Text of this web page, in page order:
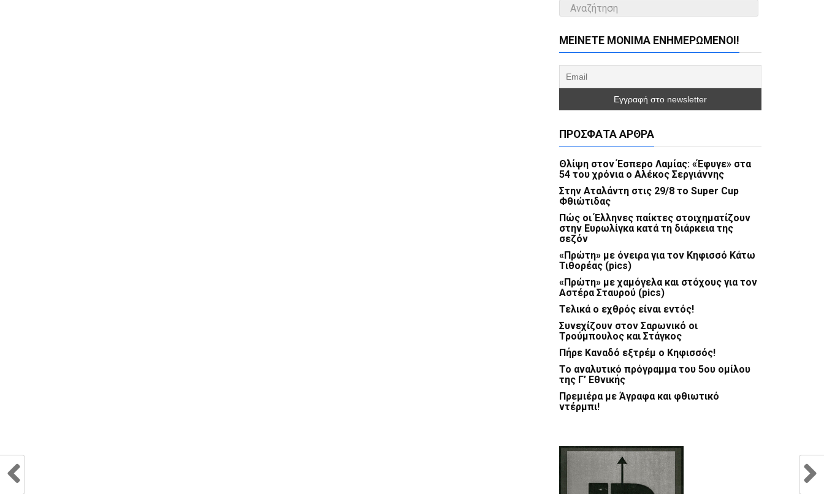
ΜΕΊΝΕΤΕ ΜΌΝΙΜΑ ΕΝΗΜΕΡΏΜΕΝΟΙ!
ΠΡΌΣΦΑΤΑ ΆΡΘΡΑ
Θλίψη στον Έσπερο Λαμίας: «Έφυγε» στα
54 του χρόνια ο Αλέκος Σεργιάννης
Στην Αταλάντη στις 29/8 το Super Cup
Φθιώτιδας
Πώς οι Έλληνες παίκτες στοιχηματίζουν
στην Ευρωλίγκα κατά τη διάρκεια της
σεζόν
«Πρώτη» με όνειρα για τον Κηφισσό Κάτω
Τιθορέας (pics)
«Πρώτη» με χαμόγελα και στόχους για τον
Αστέρα Σταυρού (pics)
Τελικά ο εχθρός είναι εντός!
Συνεχίζουν στον Σαρωνικό οι
Τρούμπουλος και Στάγκος
Πήρε Καναδό εξτρέμ ο Κηφισσός!
Το αναλυτικό πρόγραμμα του 5ου ομίλου
της Γ’ Εθνικής
Πρεμιέρα με Άγραφα και φθιωτικό
ντέρμπι!